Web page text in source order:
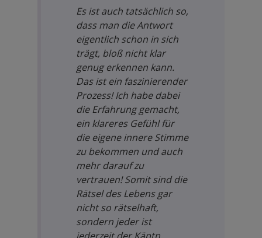
Es ist auch tatsächlich so,
dass man die Antwort
eigentlich schon in sich
trägt, bloß nicht klar
genug erkennen kann.
Das ist ein faszinierender
Prozess! Ich habe dabei
die Erfahrung gemacht,
ein klareres Gefühl für
die eigene innere Stimme
zu bekommen und auch
mehr darauf zu
vertrauen! Somit sind die
Rätsel des Lebens gar
nicht so rätselhaft,
sondern jeder ist